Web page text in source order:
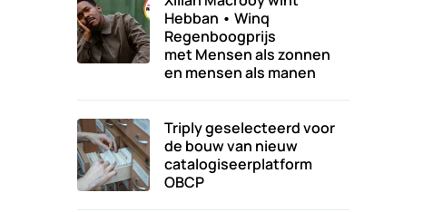
Hebban • Winq
Regenboogprijs
met Mensen als zonnen
en mensen als manen
Triply geselecteerd voor
de bouw van nieuw
catalogiseerplatform
OBCP